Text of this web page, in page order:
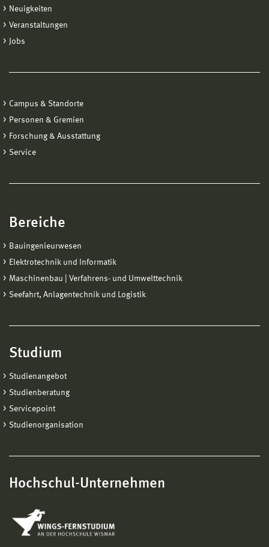
Neuigkeiten
Veranstaltungen
Jobs
Campus & Standorte
Personen & Gremien
Forschung & Ausstattung
Service
Bereiche
Bauingenieurwesen
Elektrotechnik und Informatik
Maschinenbau | Verfahrens- und Umwelttechnik
Seefahrt, Anlagentechnik und Logistik
Studium
Studienangebot
Studienberatung
Servicepoint
Studienorganisation
Hochschul-Unternehmen